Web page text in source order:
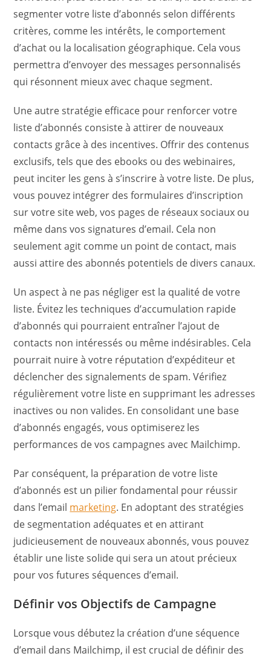
segmenter votre liste d’abonnés selon différents
critères, comme les intérêts, le comportement
d’achat ou la localisation géographique. Cela vous
permettra d’envoyer des messages personnalisés
qui résonnent mieux avec chaque segment.
Une autre stratégie efficace pour renforcer votre
liste d’abonnés consiste à attirer de nouveaux
contacts grâce à des incentives. Offrir des contenus
exclusifs, tels que des ebooks ou des webinaires,
peut inciter les gens à s’inscrire à votre liste. De plus,
vous pouvez intégrer des formulaires d’inscription
sur votre site web, vos pages de réseaux sociaux ou
même dans vos signatures d’email. Cela non
seulement agit comme un point de contact, mais
aussi attire des abonnés potentiels de divers canaux.
Un aspect à ne pas négliger est la qualité de votre
liste. Évitez les techniques d’accumulation rapide
d’abonnés qui pourraient entraîner l’ajout de
contacts non intéressés ou même indésirables. Cela
pourrait nuire à votre réputation d’expéditeur et
déclencher des signalements de spam. Vérifiez
régulièrement votre liste en supprimant les adresses
inactives ou non valides. En consolidant une base
d’abonnés engagés, vous optimiserez les
performances de vos campagnes avec Mailchimp.
Par conséquent, la préparation de votre liste
d’abonnés est un pilier fondamental pour réussir
dans l’email marketing. En adoptant des stratégies
de segmentation adéquates et en attirant
judicieusement de nouveaux abonnés, vous pouvez
établir une liste solide qui sera un atout précieux
pour vos futures séquences d’email.
Définir vos Objectifs de Campagne
Lorsque vous débutez la création d’une séquence
d’email dans Mailchimp, il est crucial de définir des